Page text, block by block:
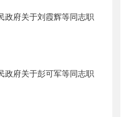
政府关于刘霞辉等同志职
政府关于彭可军等同志职